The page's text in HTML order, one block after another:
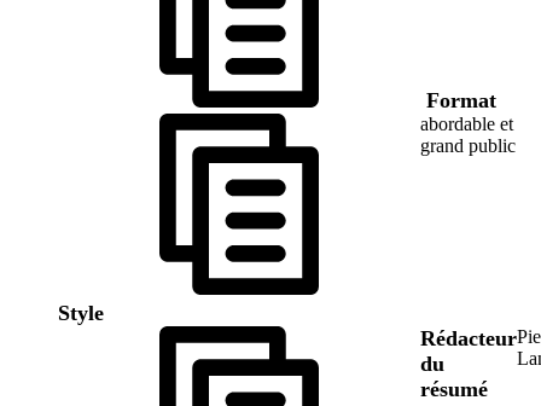
Format
Style
abordable et
grand public
Rédacteur
du
résumé